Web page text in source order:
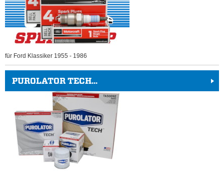
für Ford Klassiker 1955 - 1986
PUROLATOR TECH...